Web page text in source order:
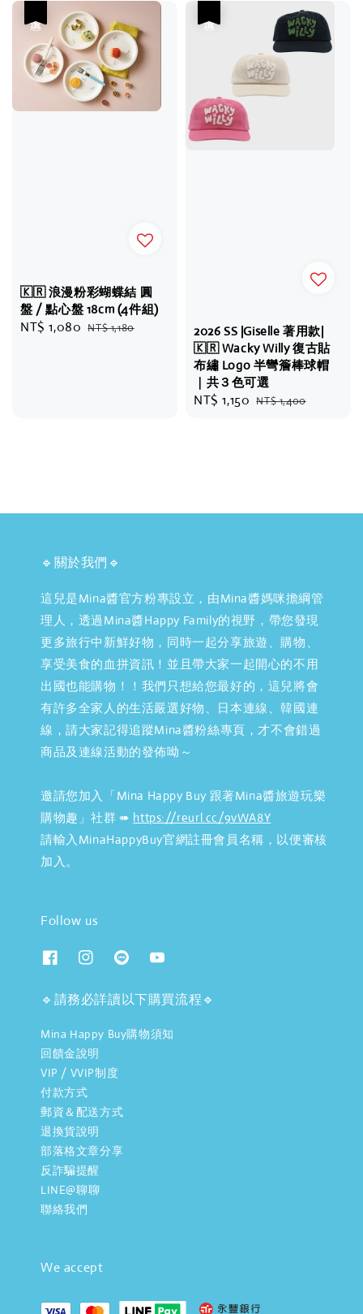
🇰🇷 浪漫粉彩蝴蝶結 圓
盤 / 點心盤 18cm (4件組)
Sale
NT$ 1,080 Regular
NT$ 1,180
2026 SS |Giselle 著用款|
🇰🇷 Wacky Willy 復古貼
布繡 Logo 半彎簷棒球帽
｜共３色可選
Sale
NT$ 1,150 Regular
NT$ 1,400
🔹關於我們🔹
這兒是Mina醬官方粉專設立，由Mina醬媽咪擔綱管
理人，透過Mina醬Happy Family的視野，帶您發現
更多旅行中新鮮好物，同時一起分享旅遊、購物、
享受美食的血拼資訊！並且帶大家一起開心的不用
出國也能購物！！我們只想給您最好的，這兒將會
有許多全家人的生活嚴選好物、日本連線、韓國連
線，請大家記得追蹤Mina醬粉絲專頁，才不會錯過
商品及連線活動的發佈呦～
邀請您加入「Mina Happy Buy 跟著Mina醬旅遊玩樂
購物趣」社群 ➠ https://reurl.cc/9vWA8Y
請輸入MinaHappyBuy官網註冊會員名稱，以便審核
加入。
Follow us
🔹請務必詳讀以下購買流程🔹
Mina Happy Buy購物須知
回饋金說明
VIP / VVIP制度
付款方式
郵資＆配送方式
退換貨說明
部落格文章分享
反詐騙提醒
LINE@聊聊
聯絡我們
We accept